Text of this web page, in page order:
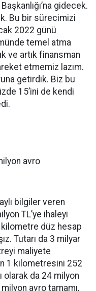
gidecek.
Bu bir sürecimizi
2022 günü
temel atma
ve artık finansman
etmemiz lazım.
getirdik. Biz bu
15’ini de kendi
avro
bilgiler veren
TL’ye ihaleyi
kilometre düz hesap
Tutarı da 3 milyar
maliyete
1 kilometresini 252
olarak da 24 milyon
avro tamamı,